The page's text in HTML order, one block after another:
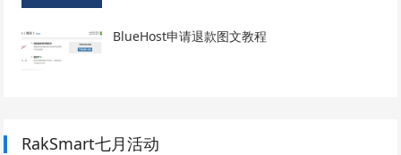
BlueHost申请退款图文教程
RakSmart七月活动